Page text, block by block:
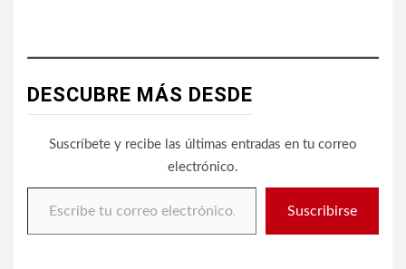
DESCUBRE MÁS DESDE
Suscríbete y recibe las últimas entradas en tu correo
electrónico.
Escribe tu correo electrónico…
Suscribirse